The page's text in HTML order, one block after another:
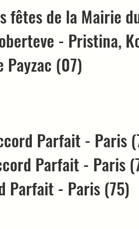
de la Mairie
- Pristina,
(07)
Parfait - Paris
Parfait - Paris
Parfait - Paris (75)